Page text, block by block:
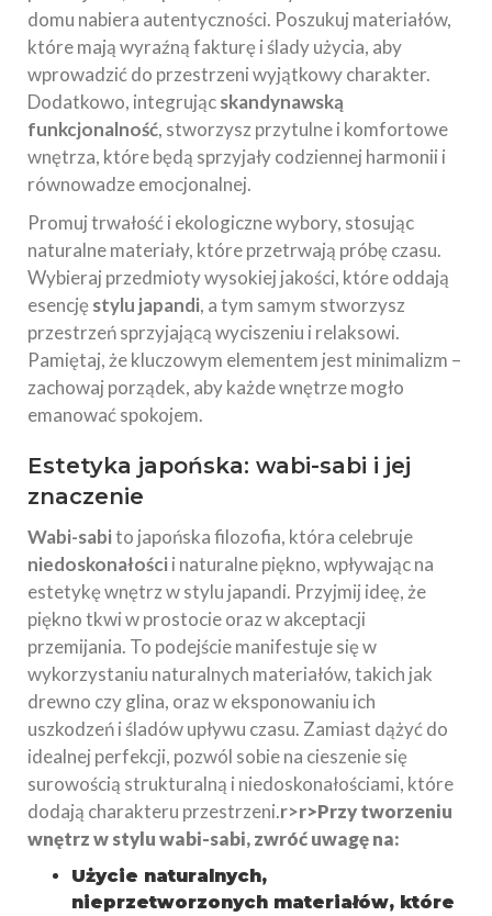
domu nabiera autentyczności. Poszukuj materiałów,
które mają wyraźną fakturę i ślady użycia, aby
wprowadzić do przestrzeni wyjątkowy charakter.
Dodatkowo, integrującskandynawską
funkcjonalność, stworzysz przytulne i komfortowe
wnętrza, które będą sprzyjały codziennej harmonii i
równowadze emocjonalnej.
Promuj trwałość i ekologiczne wybory, stosując
naturalne materiały, które przetrwają próbę czasu.
Wybieraj przedmioty wysokiej jakości, które oddają
esencję stylu japandi, a tym samym stworzysz
przestrzeń sprzyjającą wyciszeniu i relaksowi.
Pamiętaj, że kluczowym elementem jest minimalizm –
zachowaj porządek, aby każde wnętrze mogło
emanować spokojem.
Estetyka japońska: wabi-sabi i jej
znaczenie
Wabi-sabito japońska filozofia, która celebruje
niedoskonałościi naturalne piękno, wpływając na
estetykę wnętrz w stylu japandi. Przyjmij ideę, że
piękno tkwi w prostocie oraz w akceptacji
przemijania. To podejście manifestuje się w
wykorzystaniu naturalnych materiałów, takich jak
drewno czy glina, oraz w eksponowaniu ich
uszkodzeń i śladów upływu czasu. Zamiast dążyć do
idealnej perfekcji, pozwól sobie na cieszenie się
surowością strukturalną i niedoskonałościami, które
dodają charakteru przestrzeni.r>r>Przy tworzeniu
wnętrz w stylu wabi-sabi, zwróć uwagę na:
Użycie naturalnych,
nieprzetworzonych materiałów, które